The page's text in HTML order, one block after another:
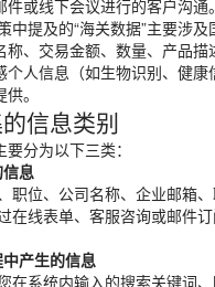
或线下会议进行的客户沟通。
中提及的“海关数据”主要涉
称、交易金额、数量、产品
个人信息（如生物识别、健
。
信息类别
分为以下三类：
息
职位、公司名称、企业邮箱、
在线表单、客服咨询或邮件
产生的信息
在系统内输入的搜索关键词